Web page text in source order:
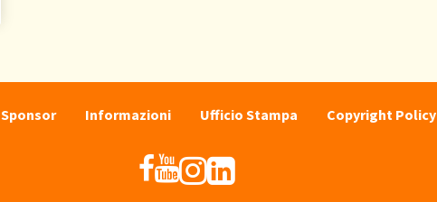
Sponsor Informazioni Ufficio Stampa Copyright Policy